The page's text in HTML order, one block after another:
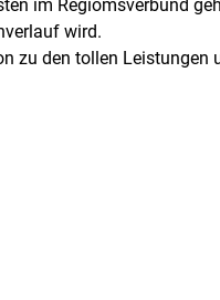
im Regiomsverbund
wird.
zu den tollen Leistungen